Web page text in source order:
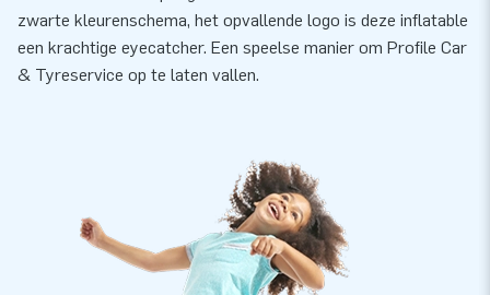
zwarte kleurenschema, het opvallende logo is deze inflatable
een krachtige eyecatcher. Een speelse manier om Profile Car
& Tyreservice op te laten vallen.